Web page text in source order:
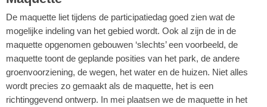
De maquette liet tijdens de participatiedag goed zien wat de
mogelijke indeling van het gebied wordt. Ook al zijn de in de
maquette opgenomen gebouwen ‘slechts’ een voorbeeld, de
maquette toont de geplande posities van het park, de andere
groenvoorziening, de wegen, het water en de huizen. Niet alles
wordt precies zo gemaakt als de maquette, het is een
richtinggevend ontwerp. In mei plaatsen we de maquette in het